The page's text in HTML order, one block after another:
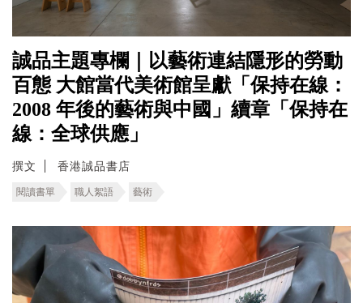
誠品主題專欄｜以藝術連結隱形的勞動
百態 ⼤館當代美術館呈獻「保持在線：
2008 年後的藝術與中國」續章「保持在
線：全球供應」
撰文 香港誠品書店
閱讀書單 職人絮語 藝術